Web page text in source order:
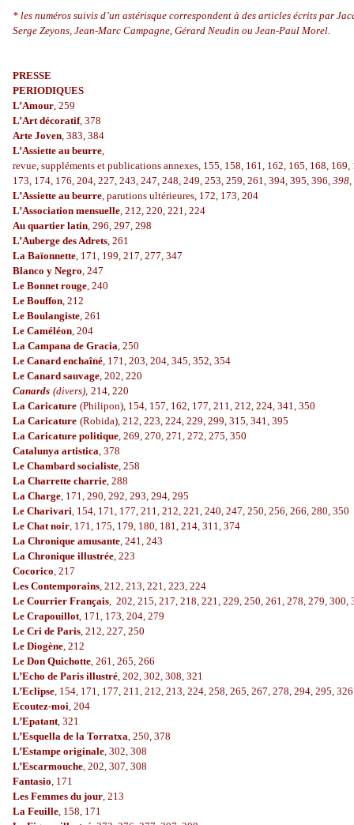
* les numéros suivis d’un astérisque correspondent à des articles écrits par
Serge Zeyons, Jean-Marc Campagne, Gérard Neudin ou Jean-Paul Morel.
PRESSE
PERIODIQUES
L’Amour, 259
L’Art décoratif, 378
Arte Joven, 383, 384
L’Assiette au beurre,
revue, suppléments et publications annexes, 155, 158, 161, 162, 165, 168, 169,
173, 174, 176, 204, 227, 243, 247, 248, 249, 253, 259, 261, 394, 395, 396, 398,
L’Assiette au beurre, parutions ultérieures, 172, 173, 204
L’Association mensuelle, 212, 220, 221, 224
Au quartier latin, 296, 297, 298
L’Auberge des Adrets, 261
La Baïonnette, 171, 199, 217, 277, 347
Blanco y Negro, 247
Le Bonnet rouge, 240
Le Bouffon, 212
Le Boulangiste, 261
Le Caméléon, 204
La Campana de Gracia, 250
Le Canard enchaîné, 171, 203, 204, 345, 352, 354
Le Canard sauvage, 202, 220
Canards (divers), 214, 220
La Caricature (Philipon), 154, 157, 162, 177, 211, 212, 224, 341, 350
La Caricature (Robida), 212, 223, 224, 229, 299, 315, 341, 395
La Caricature politique, 269, 270, 271, 272, 275, 350
Catalunya artistica, 378
Le Chambard socialiste, 258
La Charrette charrie, 288
La Charge, 171, 290, 292, 293, 294, 295
Le Charivari, 154, 171, 177, 211, 212, 221, 240, 247, 250, 256, 266, 280, 350
Le Chat noir, 171, 175, 179, 180, 181, 214, 311, 374
La Chronique amusante, 241, 243
La Chronique illustrée, 223
Cocorico, 217
Les Contemporains, 212, 213, 221, 223, 224
Le Courrier Français, 202, 215, 217, 218, 221, 229, 250, 261, 278, 279, 300,
Le Crapouillot, 171, 173, 204, 279
Le Cri de Paris, 212, 227, 250
Le Diogène, 212
Le Don Quichotte, 261, 265, 266
L’Echo de Paris illustré, 202, 302, 308, 321
L’Eclipse, 154, 171, 177, 211, 212, 213, 224, 258, 265, 267, 278, 294, 295, 326
Ecoutez-moi, 204
L’Epatant, 321
L’Esquella de la Torratxa, 250, 378
L’Estampe originale, 302, 308
L’Escarmouche, 202, 307, 308
Fantasio, 171
Les Femmes du jour, 213
La Feuille, 158, 171